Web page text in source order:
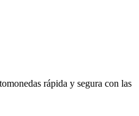
rápida y segura con las